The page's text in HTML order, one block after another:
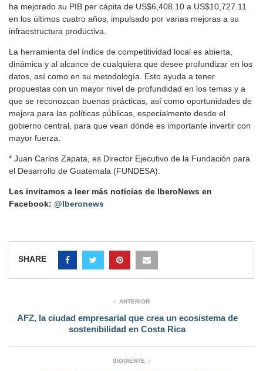
ha mejorado su PIB per cápita de US$6,408.10 a US$10,727.11
en los últimos cuatro años, impulsado por varias mejoras a su
infraestructura productiva.
La herramienta del índice de competitividad local es abierta,
dinámica y al alcance de cualquiera que desee profundizar en los
datos, así como en su metodología. Esto ayuda a tener
propuestas con un mayor nivel de profundidad en los temas y a
que se reconozcan buenas prácticas, así como oportunidades de
mejora para las políticas públicas, especialmente desde el
gobierno central, para que vean dónde es importante invertir con
mayor fuerza.
* Juan Carlos Zapata, es Director Ejecutivo de la Fundación para
el Desarrollo de Guatemala (FUNDESA).
Les invitamos a leer más noticias de IberoNews en
Facebook: @Iberonews
SHARE
ANTERIOR
AFZ, la ciudad empresarial que crea un ecosistema de
sostenibilidad en Costa Rica
SIGUIENTE